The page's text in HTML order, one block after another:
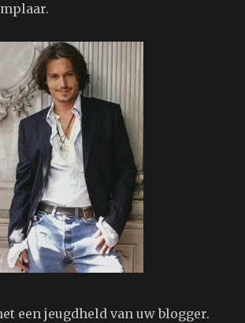
een jeugdheld van uw blogger.